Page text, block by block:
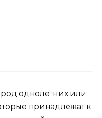
род однолетних или
принадлежат к